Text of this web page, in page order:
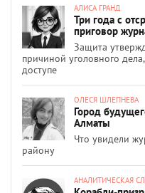
АЛИСА ГРАНД
Три года с
приговор
Защита
причиной уголовного
доступе
ОЛЕСЯ ШЛЕПНЕВА
Город
Алматы
Что увидели
району
АНАЛИТИЧЕСКАЯ